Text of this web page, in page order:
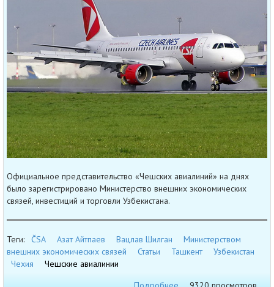
Официальное представительство «Чешских авиалиний» на днях
было зарегистрировано Министерство внешних экономических
связей, инвестиций и торговли Узбекистана.
Теги: ČSA Азат Айтпаев Вацлав Шилган
Министерством
внешних экономических связей
Статьи Ташкент
Узбекистан
Чехия
Чешские авиалинии